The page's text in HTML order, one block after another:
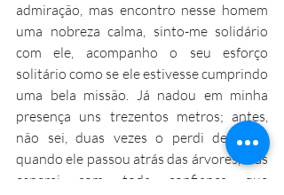
admiração, mas encontro nesse homem
uma nobreza calma, sinto-me solidário
com ele, acompanho o seu esforço
solitário como se ele estivesse cumprindo
uma bela missão. Já nadou em minha
presença uns trezentos metros; antes,
não sei, duas vezes o perdi de vista,
quando ele passou atrás das árvores, mas
esperei com toda confiança que